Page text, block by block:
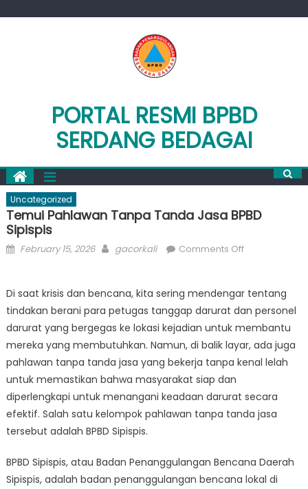
PORTAL RESMI BPBD
SERDANG BEDAGAI
Uncategorized
Temui Pahlawan Tanpa Tanda Jasa BPBD
Sipispis
Posted
February 15, 2026 Author
gacorkali Comments Offon
Tanpa
Tanda
Jasa
BPBD
Sipispis
Di saat krisis dan bencana, kita sering mendengar tentang
tindakan berani para petugas tanggap darurat dan personel
darurat yang bergegas ke lokasi kejadian untuk membantu
mereka yang membutuhkan. Namun, di balik layar, ada juga
pahlawan tanpa tanda jasa yang bekerja tanpa kenal lelah
untuk memastikan bahwa masyarakat siap dan
diperlengkapi untuk menangani keadaan darurat secara
efektif. Salah satu kelompok pahlawan tanpa tanda jasa
tersebut adalah BPBD Sipispis.
BPBD Sipispis, atau Badan Penanggulangan Bencana Daerah
Sipispis, adalah badan penanggulangan bencana lokal di